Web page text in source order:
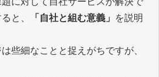
と、
「自社と組む意義」
を説明
些細なことと捉えがちですが、